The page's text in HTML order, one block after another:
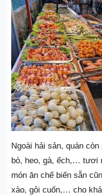
Ngoài hải sản, quán
bò, heo, gà, ếch,… tươi
món ăn chế biến sẵn
xào, gỏi cuốn,… cho